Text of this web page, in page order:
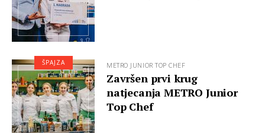
METRO JUNIOR TOP CHEF
Završen prvi krug
natjecanja METRO Junior
Top Chef
ŠPAJZA